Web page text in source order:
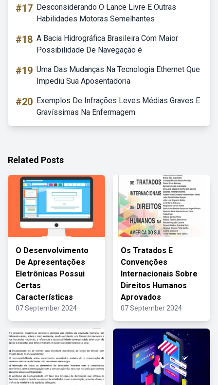
#17 Desconsiderando O Lance Livre E Outras
Habilidades Motoras Semelhantes
#18 A Bacia Hidrográfica Brasileira Com Maior
Possibilidade De Navegação é
#19 Uma Das Mudanças Na Tecnologia Ethernet Que
Impediu Sua Aposentadoria
#20 Exemplos De Infrações Leves Médias Graves E
Gravíssimas Na Enfermagem
Related Posts
O Desenvolvimento
De Apresentações
Eletrônicas Possui
Certas
Características
07 September 2024
Os Tratados E
Convenções
Internacionais Sobre
Direitos Humanos
Aprovados
07 September 2024